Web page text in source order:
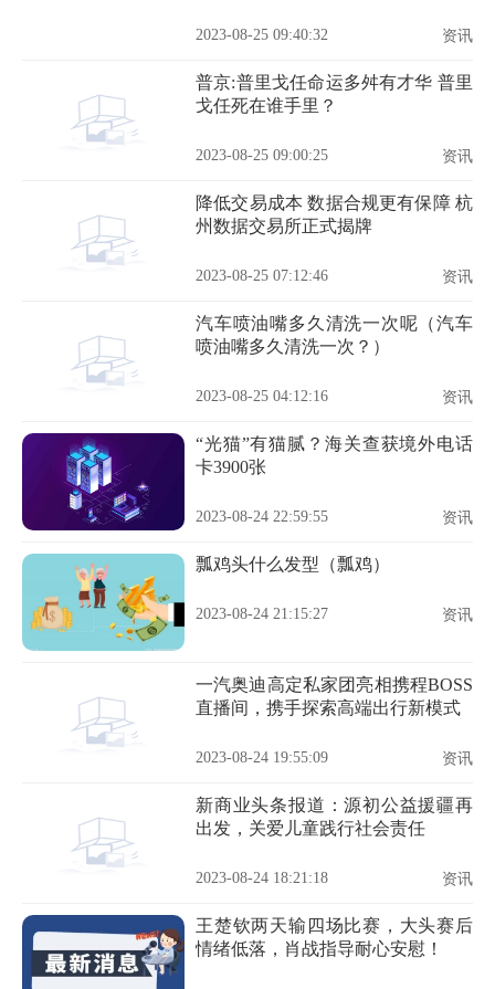
2023-08-25 09:40:32 资讯
普京:普里戈任命运多舛有才华 普里
戈任死在谁手里？
2023-08-25 09:00:25 资讯
降低交易成本 数据合规更有保障 杭
州数据交易所正式揭牌
2023-08-25 07:12:46 资讯
汽车喷油嘴多久清洗一次呢（汽车
喷油嘴多久清洗一次？）
2023-08-25 04:12:16 资讯
“光猫”有猫腻？海关查获境外电话
卡3900张
2023-08-24 22:59:55 资讯
瓢鸡头什么发型（瓢鸡）
2023-08-24 21:15:27 资讯
一汽奥迪高定私家团亮相携程BOSS
直播间，携手探索高端出行新模式
2023-08-24 19:55:09 资讯
新商业头条报道：源初公益援疆再
出发，关爱儿童践行社会责任
2023-08-24 18:21:18 资讯
王楚钦两天输四场比赛，大头赛后
情绪低落，肖战指导耐心安慰！